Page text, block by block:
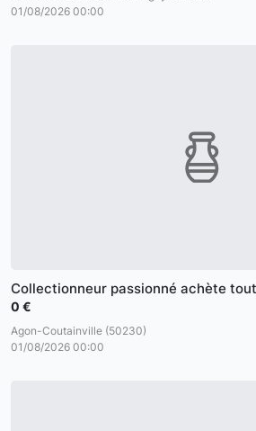
01/08/2026 00:00
Collectionneur passionné achète
0 €
Agon-Coutainville (50230)
01/08/2026 00:00